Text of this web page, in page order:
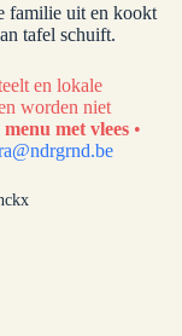
familie uit en kookt
tafel schuift.
en lokale
worden niet
met vlees •